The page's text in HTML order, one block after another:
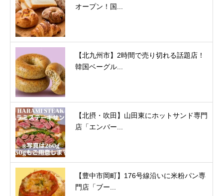
オープン！国...
【北九州市】2時間で売り切れる話題店！
韓国ベーグル...
【北摂・吹田】山田東にホットサンド専門
店「エンバー...
【豊中市岡町】176号線沿いに米粉パン専
門店「ブー...